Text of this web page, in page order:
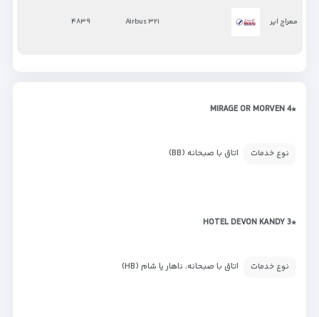
معراج ایر Airbus ۳۲۱ ۴۸۳۹
*MIRAGE OR MORVEN 4
نوع خدمات اتاق با صبحانه (BB)
*HOTEL DEVON KANDY 3
نوع خدمات اتاق با صبحانه، ناهار یا شام (HB)